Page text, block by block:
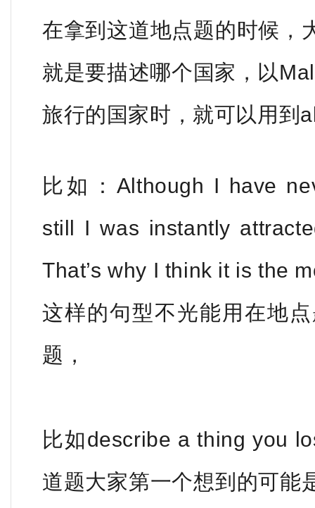
在拿到这道地点题的时候，
就是要描述哪个国家，以
旅行的国家时，就可以用
比如：Although I have
still I was instantly
That’s why I think it is the
这样的句型不光能用在地
题，
比如describe a thing you
道题大家第一个想到的可能